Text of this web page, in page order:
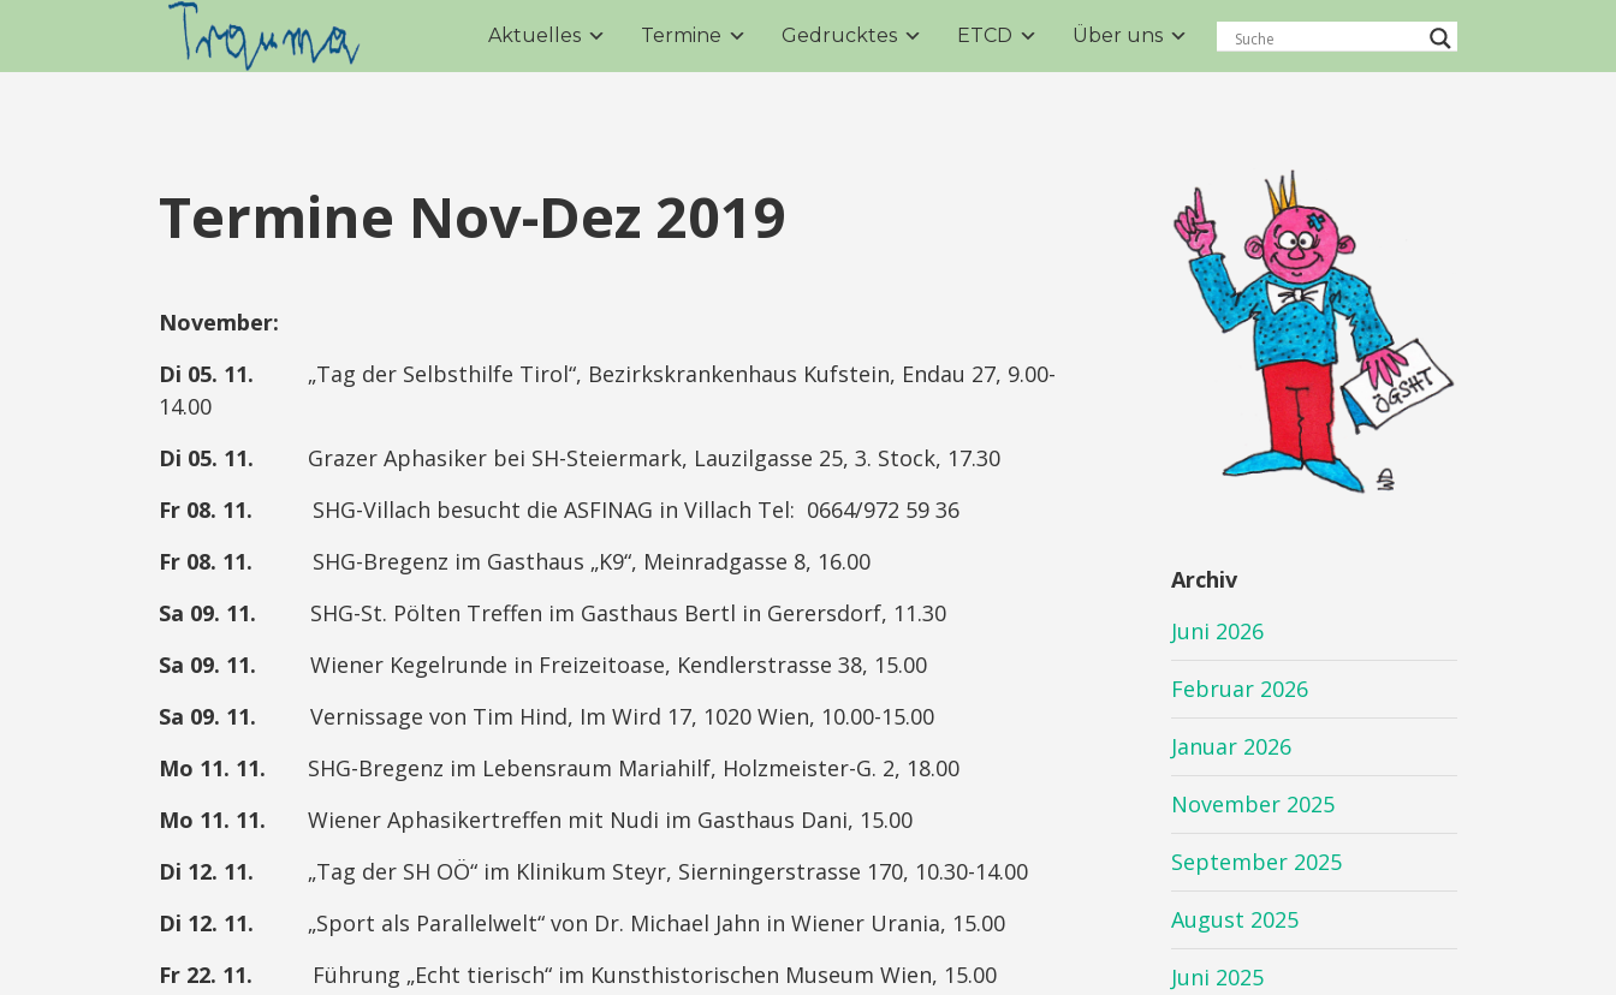
Aktuelles Termine Gedrucktes ETCD Über uns
Termine Nov-Dez 2019
November:
Di 05. 11. „Tag der Selbsthilfe Tirol“, Bezirkskrankenhaus Kufstein, Endau 27, 9.00-
14.00
Di 05. 11. Grazer Aphasiker bei SH-Steiermark, Lauzilgasse 25, 3. Stock, 17.30
Fr 08. 11. SHG-Villach besucht die ASFINAG in Villach Tel: 0664/972 59 36
Fr 08. 11. SHG-Bregenz im Gasthaus „K9“, Meinradgasse 8, 16.00
Sa 09. 11. SHG-St. Pölten Treffen im Gasthaus Bertl in Gerersdorf, 11.30
Sa 09. 11. Wiener Kegelrunde in Freizeitoase, Kendlerstrasse 38, 15.00
Sa 09. 11. Vernissage von Tim Hind, Im Wird 17, 1020 Wien, 10.00-15.00
Mo 11. 11. SHG-Bregenz im Lebensraum Mariahilf, Holzmeister-G. 2, 18.00
Mo 11. 11. Wiener Aphasikertreffen mit Nudi im Gasthaus Dani, 15.00
Di 12. 11. „Tag der SH OÖ“ im Klinikum Steyr, Sierningerstrasse 170, 10.30-14.00
Di 12. 11. „Sport als Parallelwelt“ von Dr. Michael Jahn in Wiener Urania, 15.00
Fr 22. 11. Führung „Echt tierisch“ im Kunsthistorischen Museum Wien, 15.00
Archiv
Juni 2026
Februar 2026
Januar 2026
November 2025
September 2025
August 2025
Juni 2025